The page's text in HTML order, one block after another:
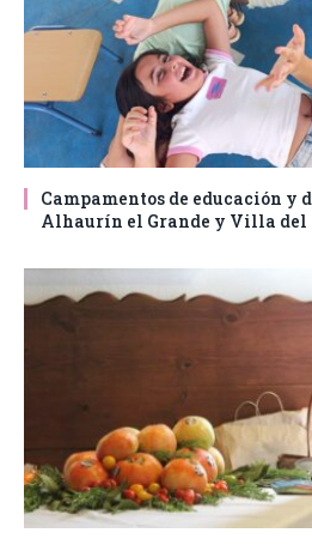
Campamentos de educación y
Alhaurín el Grande y Villa del